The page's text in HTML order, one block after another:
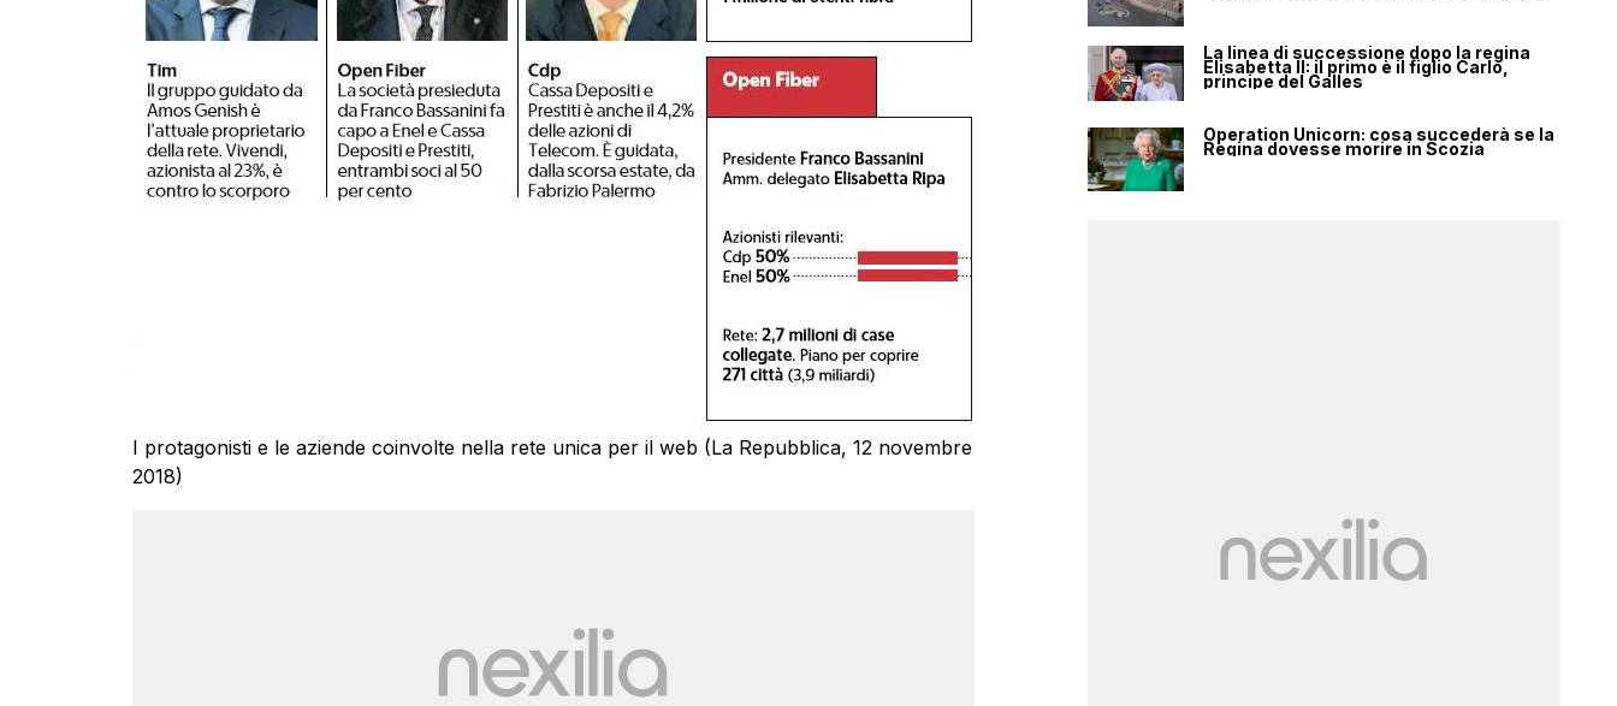
I protagonisti e le aziende coinvolte nella rete unica per il web (La Repubblica, 12 novembre
2018)
La linea di successione dopo la regina
Elisabetta II: il primo è il figlio Carlo,
principe del Galles
Operation Unicorn: cosa succederà se la
Regina dovesse morire in Scozia